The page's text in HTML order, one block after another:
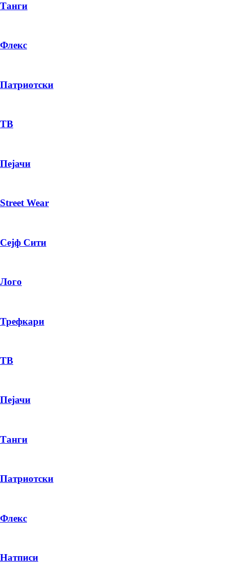
PRODUCT
ПЛАТИ ПРИ ДОСТАВА ВО КЕШ
Танги
Флекс
Патриотски
ТВ
Пејачи
Street Wear
Сејф Сити
Лого
Трефкари
ТВ
Пејачи
Танги
Патриотски
Флекс
Натписи